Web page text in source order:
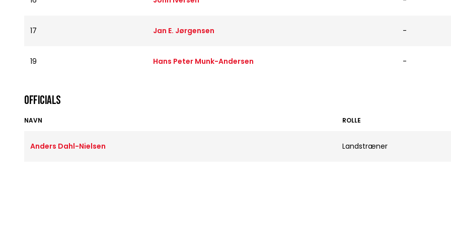
17 Jan E. Jørgensen -
19 Hans Peter Munk-Andersen -
OFFICIALS
NAVN ROLLE
Anders Dahl-Nielsen Landstræner